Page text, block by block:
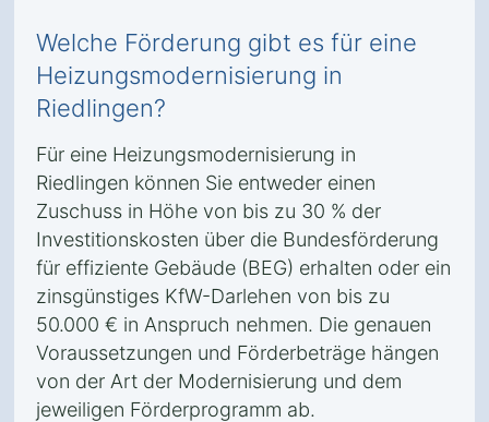
Welche Förderung gibt es für eine
Heizungsmodernisierung in
Riedlingen?
Für eine Heizungsmodernisierung in
Riedlingen können Sie entweder einen
Zuschuss in Höhe von bis zu 30 % der
Investitionskosten über die Bundesförderung
für effiziente Gebäude (BEG) erhalten oder ein
zinsgünstiges KfW-Darlehen von bis zu
50.000 € in Anspruch nehmen. Die genauen
Voraussetzungen und Förderbeträge hängen
von der Art der Modernisierung und dem
jeweiligen Förderprogramm ab.